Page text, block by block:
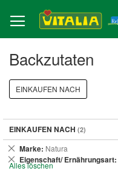
zum
Inhalt
Backzutaten
EINKAUFEN NACH
EINKAUFEN NACH
Marke Natura
Dies
entfernen
Eigenschaft/ Ernährungsart
Dies
entfernen
Alles löschen